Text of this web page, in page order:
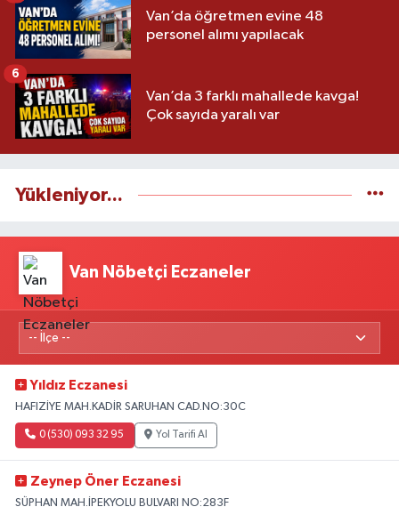
Van’da öğretmen evine 48
personel alımı yapılacak
Van’da 3 farklı mahallede kavga!
Çok sayıda yaralı var
6
Yükleniyor...
Van Nöbetçi Eczaneler
Yıldız Eczanesi
HAFIZİYE MAH.KADİR SARUHAN CAD.NO:30C
0 (530) 093 32 95 Yol Tarifi Al
Zeynep Öner Eczanesi
SÜPHAN MAH.İPEKYOLU BULVARI NO:283F